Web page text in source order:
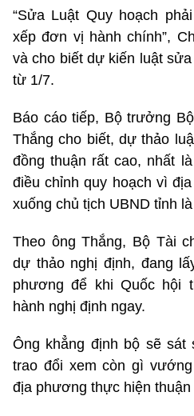
“Sửa Luật Quy hoạch
xếp đơn vị hành chính”,
và cho biết dự kiến luật
từ 1/7.
Báo cáo tiếp, Bộ trưởng
Thắng cho biết, dự thảo
đồng thuận rất cao, nhất
điều chỉnh quy hoạch vì
xuống chủ tịch UBND tỉnh
Theo ông Thắng, Bộ Tài
dự thảo nghị định, đang
phương để khi Quốc hội
hành nghị định ngay.
Ông khẳng định bộ sẽ
trao đổi xem còn gì
địa phương thực hiện thuận